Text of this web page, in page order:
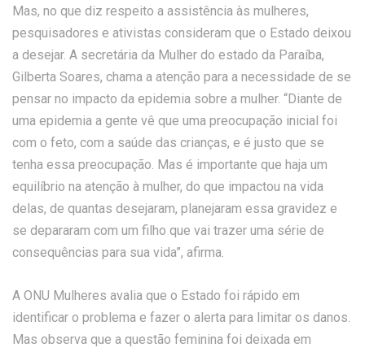
Mas, no que diz respeito a assistência às mulheres,
pesquisadores e ativistas consideram que o Estado deixou
a desejar. A secretária da Mulher do estado da Paraíba,
Gilberta Soares, chama a atenção para a necessidade de se
pensar no impacto da epidemia sobre a mulher. “Diante de
uma epidemia a gente vê que uma preocupação inicial foi
com o feto, com a saúde das crianças, e é justo que se
tenha essa preocupação. Mas é importante que haja um
equilíbrio na atenção à mulher, do que impactou na vida
delas, de quantas desejaram, planejaram essa gravidez e
se depararam com um filho que vai trazer uma série de
consequências para sua vida”, afirma.
A ONU Mulheres avalia que o Estado foi rápido em
identificar o problema e fazer o alerta para limitar os danos.
Mas observa que a questão feminina foi deixada em